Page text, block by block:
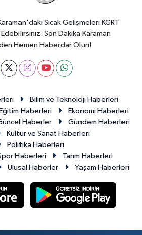
Sıcak Gelişmeleri KGRT
Son Dakika Karaman
Hemen Haberdar Olun!
Bilim ve Teknoloji Haberleri
Eğitim Haberleri
Ekonomi Haberleri
Haberler
Gündem Haberleri
Kültür ve Sanat Haberleri
Politika Haberleri
Haberleri
Tarım Haberleri
Ulusal Haberler Yaşam Haberleri